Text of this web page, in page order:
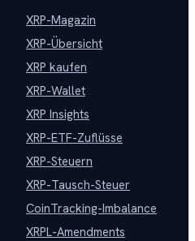
XRP-Magazin
XRP-Übersicht
XRP kaufen
XRP-Wallet
XRP Insights
XRP-ETF-Zuflüsse
XRP-Steuern
XRP-Tausch-Steuer
CoinTracking-Imbalance
XRPL-Amendments